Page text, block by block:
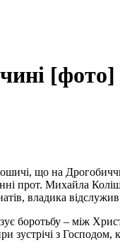
[фото]
що на
прот. Михайла
владика
боротьбу – між
зустрічі з